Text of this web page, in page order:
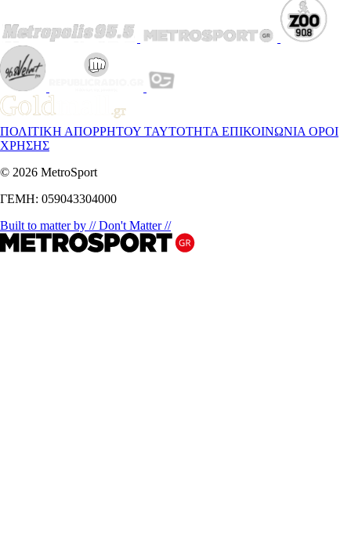
ΠΟΛΙΤΙΚΗ ΑΠΟΡΡΗΤΟΥ ΤΑΥΤΟΤΗΤΑ ΕΠΙΚΟΙΝΩΝΙΑ ΟΡΟΙ
ΧΡΗΣΗΣ
© 2026 MetroSport
ΓΕΜΗ: 059043304000
Built to matter by // Don't Matter //